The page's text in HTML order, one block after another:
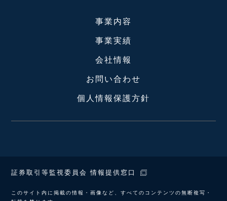
事業内容
事業実績
会社情報
お問い合わせ
個人情報保護方針
証券取引等監視委員会 情報提供窓口
このサイト内に掲載の情報・画像など、すべてのコンテンツの無断複写・